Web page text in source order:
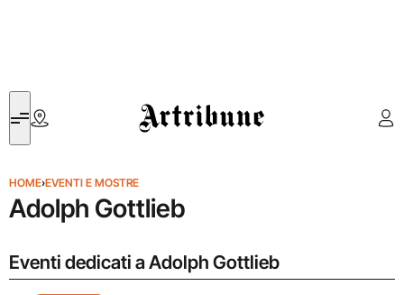
Artribune
HOME›EVENTI E MOSTRE
Adolph Gottlieb
Eventi dedicati a Adolph Gottlieb